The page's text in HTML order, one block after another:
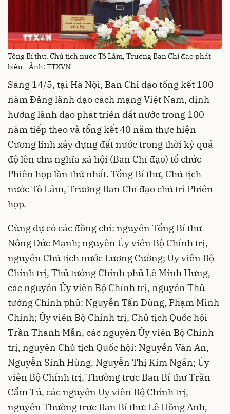
Tổng Bí thư, Chủ tịch nước Tô Lâm, Trưởng Ban Chỉ đạo phát
biểu - Ảnh: TTXVN
Sáng 14/5, tại Hà Nội, Ban Chỉ đạo tổng kết 100
năm Đảng lãnh đạo cách mạng Việt Nam, định
hướng lãnh đạo phát triển đất nước trong 100
năm tiếp theo và tổng kết 40 năm thực hiện
Cương lĩnh xây dựng đất nước trong thời kỳ quá
độ lên chủ nghĩa xã hội (Ban Chỉ đạo) tổ chức
Phiên họp lần thứ nhất. Tổng Bí thư, Chủ tịch
nước Tô Lâm, Trưởng Ban Chỉ đạo chủ trì Phiên
họp.
Cùng dự có các đồng chí: nguyên Tổng Bí thư
Nông Đức Mạnh; nguyên Ủy viên Bộ Chính trị,
nguyên Chủ tịch nước Lương Cường; Ủy viên Bộ
Chính trị, Thủ tướng Chính phủ Lê Minh Hưng,
các nguyên Ủy viên Bộ Chính trị, nguyên Thủ
tướng Chính phủ: Nguyễn Tấn Dũng, Phạm Minh
Chính; Ủy viên Bộ Chính trị, Chủ tịch Quốc hội
Trần Thanh Mẫn, các nguyên Ủy viên Bộ Chính
trị, nguyên Chủ tịch Quốc hội: Nguyễn Văn An,
Nguyễn Sinh Hùng, Nguyễn Thị Kim Ngân; Ủy
viên Bộ Chính trị, Thường trực Ban Bí thư Trần
Cẩm Tú, các nguyên Ủy viên Bộ Chính trị,
nguyên Thường trực Ban Bí thư: Lê Hồng Anh,